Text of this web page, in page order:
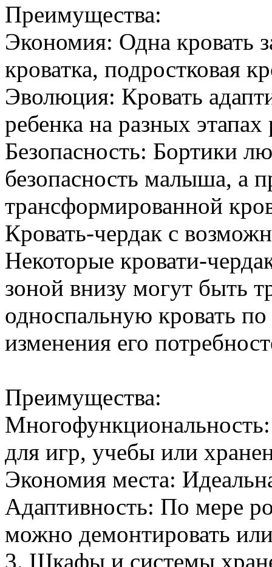
Преимущества:
Экономия: Одна кровать
кроватка, подростковая
Эволюция: Кровать
ребенка на разных этапах
Безопасность: Бортики
безопасность малыша, а
трансформированной
Кровать-чердак с
Некоторые кровати-
зоной внизу могут быть
односпальную кровать
изменения его
Преимущества:
для игр, учебы или
Экономия места:
Адаптивность: По мере
можно демонтировать
3. Шкафы и системы